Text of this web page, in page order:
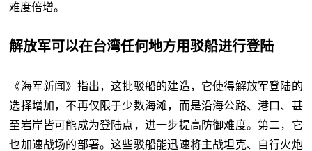
难度倍增。
解放军可以在台湾任何地方用驳船进行登陆
《海军新闻》指出，这批驳船的建造，它使得解放军登陆的
选择增加，不再仅限于少数海滩，而是沿海公路、港口、甚
至岩岸皆可能成为登陆点，进一步提高防御难度。第二，它
也加速战场的部署。这些驳船能迅速将主战坦克、自行火炮